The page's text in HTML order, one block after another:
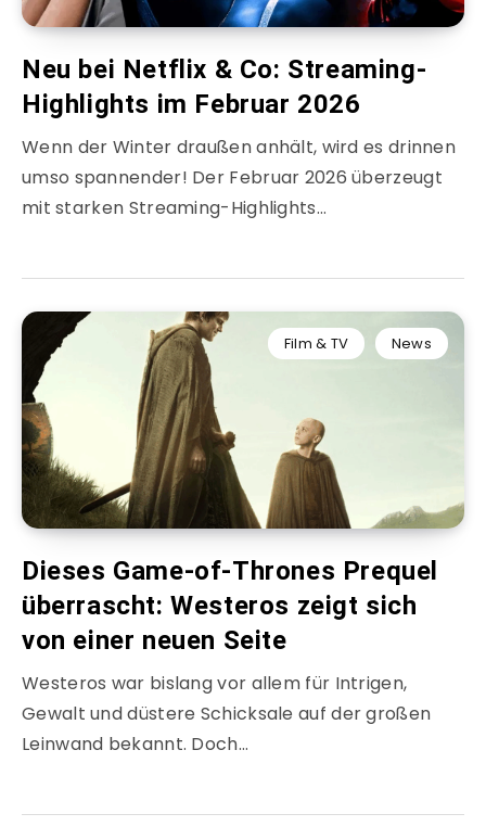
Neu bei Netflix & Co: Streaming-
Highlights im Februar 2026
Wenn der Winter draußen anhält, wird es drinnen
umso spannender! Der Februar 2026 überzeugt
mit starken Streaming-Highlights…
Film & TV News
Dieses Game-of-Thrones Prequel
überrascht: Westeros zeigt sich
von einer neuen Seite
Westeros war bislang vor allem für Intrigen,
Gewalt und düstere Schicksale auf der großen
Leinwand bekannt. Doch…